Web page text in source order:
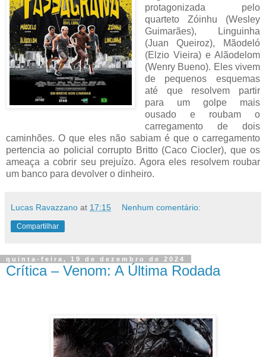
protagonizada pelo
quarteto Zóinhu (Wesley
Guimarães), Linguinha
(Juan Queiroz), Mãodeló
(Elzio Vieira) e Alãodelom
(Wenry Bueno). Eles vivem
de pequenos esquemas
até que resolvem partir
para um golpe mais
ousado e roubam o
carregamento de dois
caminhões. O que eles não sabiam é que o carregamento
pertencia ao policial corrupto Britto (Caco Ciocler), que os
ameaça a cobrir seu prejuízo. Agora eles resolvem roubar
um banco para devolver o dinheiro.
Lucas Ravazzano at 17:15 Nenhum comentário:
Compartilhar
quinta-feira, 19 de dezembro de 2024
Crítica – Venom: A Última Rodada